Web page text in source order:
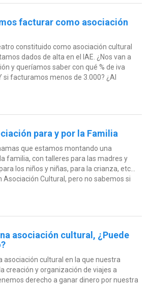
facturar como asociación
constituido como asociación cultural
dados de alta en el IAE. ¿Nos van a
y queríamos saber con qué % de iva
facturamos menos de 3.000? ¿Al
para y por la Familia
que estamos montando una
familia, con talleres para las madres y
los niños y niñas, para la crianza, etc...
Asociación Cultural, pero no sabemos si
asociación cultural, ¿Puede
cultural en la que nuestra
creación y organización de viajes a
derecho a ganar dinero por nuestra